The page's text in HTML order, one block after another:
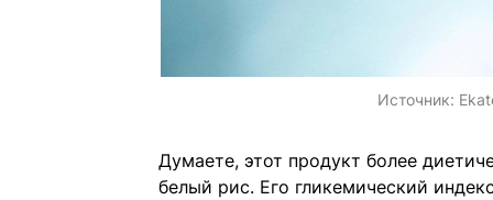
Источник:
Думаете, этот продукт более
белый рис. Его гликемический